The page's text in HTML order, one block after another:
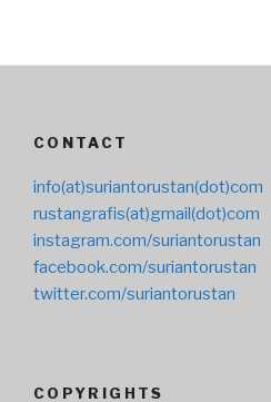
CONTACT
info(at)suriantorustan(dot)com
rustangrafis(at)gmail(dot)com
instagram.com/suriantorustan
facebook.com/suriantorustan
twitter.com/suriantorustan
COPYRIGHTS